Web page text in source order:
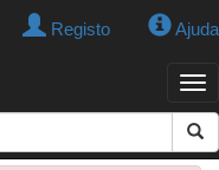
Registo Ajuda